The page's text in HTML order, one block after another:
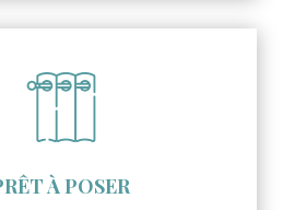
À POSER